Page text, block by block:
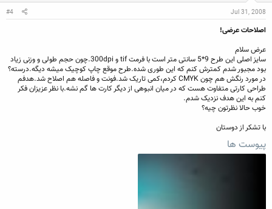
:
Jul 31, 2008
#4
اصلاحات عرضی!
عرض سلام
سایز اصلی این طرح 9*5 سانتی متر است با فرمت tif و 300dpi.چون حجم طولی و وزنی زیاد
بود مجبور شدم کمترش کنم که این طوری شده.طرح موقع چاپ کوچیک میشه دیگه.درسته؟
در مورد رنگش هم چون CMYK کردم،کمی تاریک شد.فونت و فاصله هم اصلاح شد.هدفم
طراحی کارتی متفاوت هست که در میان انبوهی از دیگر کارت ها گم نشه.با نظر عزیزان فکر
کنم به این هدف نزدیک شدم.
خوب حالا نظرتون چیه؟
با تشکر از دوستان
پیوست ها